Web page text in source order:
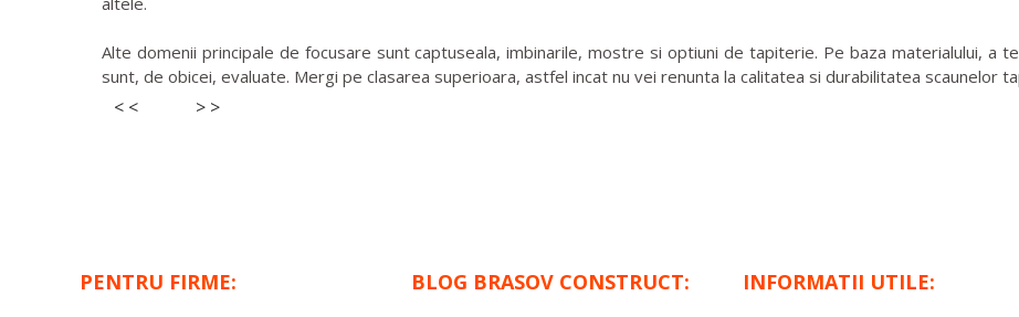
Alte domenii principale de focusare sunt captuseala, imbinarile, mostre si optiuni de tapiterie. Pe baza materialului, a
sunt, de obicei, evaluate. Mergi pe clasarea superioara, astfel incat nu vei renunta la calitatea si durabilitatea scaunelor
< < > >
PENTRU FIRME: BLOG BRASOV CONSTRUCT: INFORMATII UTILE: